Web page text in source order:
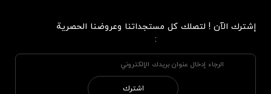
إشترك الآن ! لتصلك كل مستجداتنا وعروضنا الحصرية
:
اشترك